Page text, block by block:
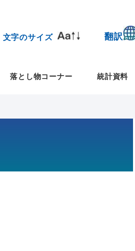
文字のサイズ 翻訳
落とし物コーナー 統計資料